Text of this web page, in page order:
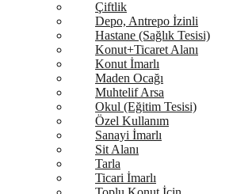
Çiftlik
Depo, Antrepo İzinli
Hastane (Sağlık Tesisi)
Konut+Ticaret Alanı
Konut İmarlı
Maden Ocağı
Muhtelif Arsa
Okul (Eğitim Tesisi)
Özel Kullanım
Sanayi İmarlı
Sit Alanı
Tarla
Ticari İmarlı